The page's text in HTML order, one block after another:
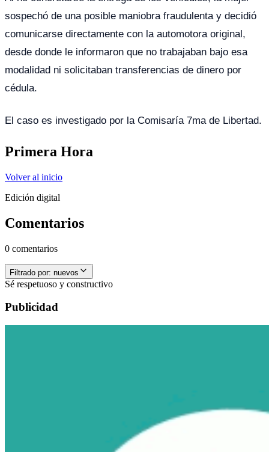
sospechó de una posible maniobra fraudulenta y decidió
comunicarse directamente con la automotora original,
desde donde le informaron que no trabajaban bajo esa
modalidad ni solicitaban transferencias de dinero por
cédula.
El caso es investigado por la Comisaría 7ma de Libertad.
Primera Hora
Volver al inicio
Edición digital
Comentarios
0 comentarios
Filtrado por: nuevos
Sé respetuoso y constructivo
Publicidad